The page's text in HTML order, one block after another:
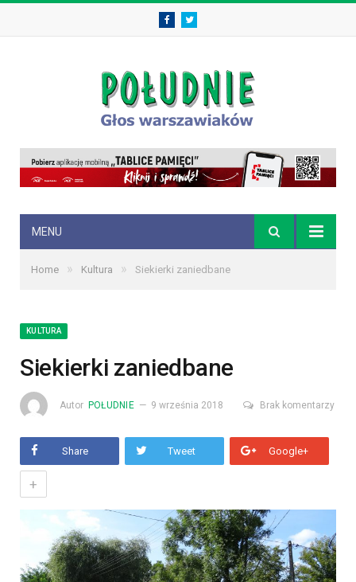
FacebookTwitter
MENU
Home » Kultura » Siekierki zaniedbane
KULTURA
Siekierki zaniedbane
Autor POŁUDNIE 9 września 2018 Brak komentarzy
Share Tweet Google+
+